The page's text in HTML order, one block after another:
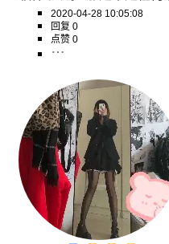
2020-04-28 10:05:08
回复 0
点赞 0